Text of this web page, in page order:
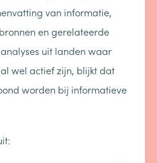
van informatie,
en gerelateerde
uit landen waar
wel actief zijn, blijkt dat
worden bij informatieve